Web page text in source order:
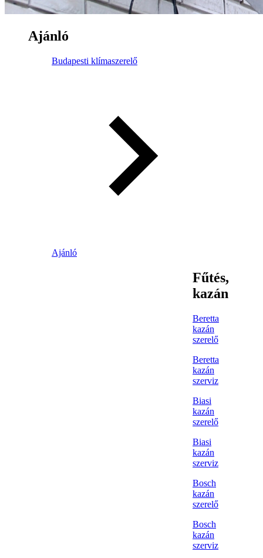
Ajánló
Budapesti klímaszerelő
Ajánló
Fűtés,
kazán
Beretta
kazán
szerelő
Beretta
kazán
szerviz
Biasi
kazán
szerelő
Biasi
kazán
szerviz
Bosch
kazán
szerelő
Bosch
kazán
szerviz